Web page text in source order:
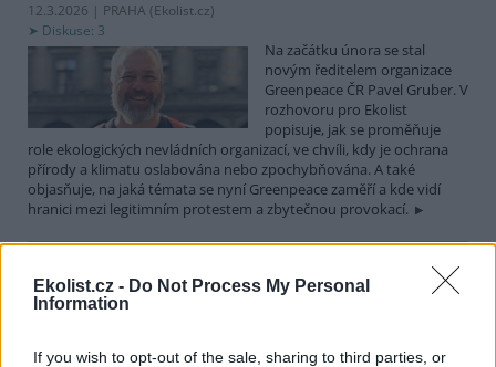
Ekolist.cz - Do Not Process My Personal
Information
If you wish to opt-out of the sale, sharing to third parties, or
12.3.2026 | PRAHA (Ekolist.cz)
Diskuse: 3
Na začátku února se stal
novým ředitelem organizace
Greenpeace ČR Pavel Gruber. V
rozhovoru pro Ekolist
popisuje, jak se proměňuje
role ekologických nevládních organizací, ve chvíli, kdy je ochrana
přírody a klimatu oslabována nebo zpochybňována. A také
objasňuje, na jaká témata se nyní Greenpeace zaměří a kde vidí
hranici mezi legitimním protestem a zbytečnou provokací.
Martin Nawrath: I v případě environmentálního žalu
platí, že sdílená bolest je poloviční bolest
Ekologická úzkost,